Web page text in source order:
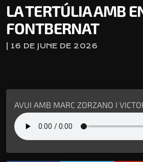
LA TERTÚLIA AMB
FONTBERNAT
| 16 DE JUNE DE 2026
AVUI AMB MARC ZORZANO I